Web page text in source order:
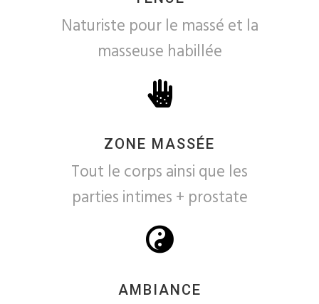
Naturiste pour le massé et la
masseuse habillée
ZONE MASSÉE
Tout le corps ainsi que les
parties intimes + prostate
AMBIANCE